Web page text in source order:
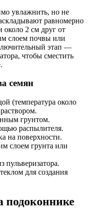
увлажнить, но не
равномерно
около 2 см друг от
слоем почвы или
этап —
чтобы сместить
семян
(температура около
грунтом.
распылителя.
на поверхности.
слоем грунта или
пульверизатора.
для создания
подоконнике